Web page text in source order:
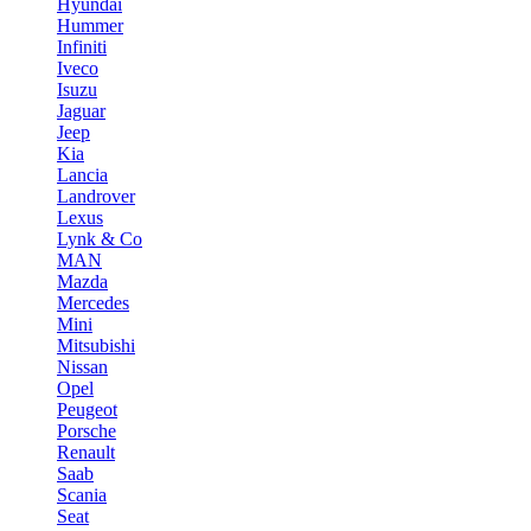
Hyundai
Hummer
Infiniti
Iveco
Isuzu
Jaguar
Jeep
Kia
Lancia
Landrover
Lexus
Lynk & Co
MAN
Mazda
Mercedes
Mini
Mitsubishi
Nissan
Opel
Peugeot
Porsche
Renault
Saab
Scania
Seat